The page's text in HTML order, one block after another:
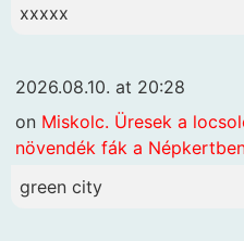
xxxxx
2026.08.10. at 20:28
on Miskolc. Üresek a
növendék fák a
green city